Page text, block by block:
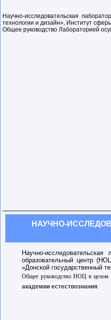
Научно-исследовательская
технологии и дизайн», Институт
Общее руководство Лабораторией
НАУЧНО-
Научно-
образовательный центр
«Донской государственный
Общее руководство НОЦ в целом и
академии естествознания